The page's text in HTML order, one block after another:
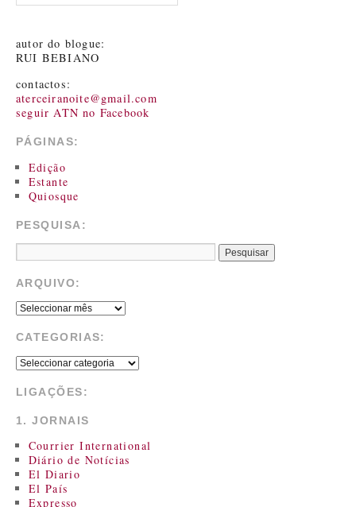
autor do blogue:
RUI BEBIANO
contactos:
aterceiranoite@gmail.com
seguir ATN no Facebook
PÁGINAS:
Edição
Estante
Quiosque
PESQUISA:
ARQUIVO:
CATEGORIAS:
LIGAÇÕES:
1. JORNAIS
Courrier International
Diário de Notícias
El Diario
El País
Expresso